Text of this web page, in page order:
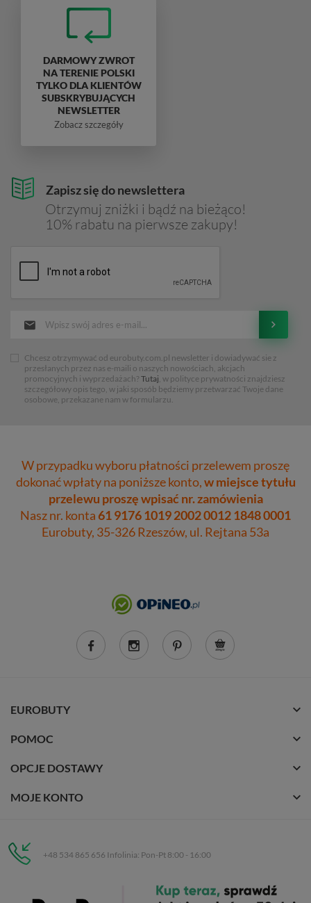
Zapisz się do newslettera
Otrzymuj zniżki i bądź na bieżąco!
10% rabatu na pierwsze zakupy!
Chcesz otrzymywać od eurobuty.com.pl newsletter i dowiadywać sie z
przesłanych przez nas e-maili o naszych nowościach, akcjach
promocyjnych i wyprzedażach? Tutaj, w polityce prywatności znajdziesz
szczegółowy opis tego, w jaki sposób będziemy przetwarzać Twoje dane
osobowe, przekazane nam w formularzu.
DARMOWY ZWROT
NA TERENIE POLSKI
TYLKO DLA KLIENTÓW
SUBSKRYBUJĄCYCH
NEWSLETTER
Zobacz szczegóły
W przypadku wyboru płatności przelewem proszę
dokonać wpłaty na poniższe konto,w miejsce tytułu
przelewu proszę wpisać nr. zamówienia
Nasz nr. konta61 9176 1019 2002 0012 1848 0001
Eurobuty, 35-326 Rzeszów, ul. Rejtana 53a
EUROBUTY
POMOC
OPCJE DOSTAWY
MOJE KONTO
+48 534 865 656 Infolinia: Pon-Pt 8:00 - 16:00